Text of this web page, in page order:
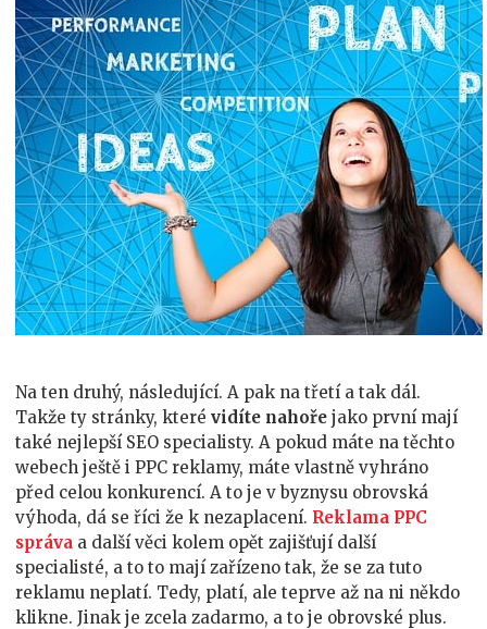
Na ten druhý, následující. A pak na třetí a tak dál.
Takže ty stránky, kterévidíte nahoře jako první mají
také nejlepší SEO specialisty. A pokud máte na těchto
webech ještě i PPC reklamy, máte vlastně vyhráno
před celou konkurencí. A to je v byznysu obrovská
výhoda, dá se říci že k nezaplacení. Reklama PPC
správa a další věci kolem opět zajišťují další
specialisté, a to to mají zařízeno tak, že se za tuto
reklamu neplatí. Tedy, platí, ale teprve až na ni někdo
klikne. Jinak je zcela zadarmo, a to je obrovské plus.